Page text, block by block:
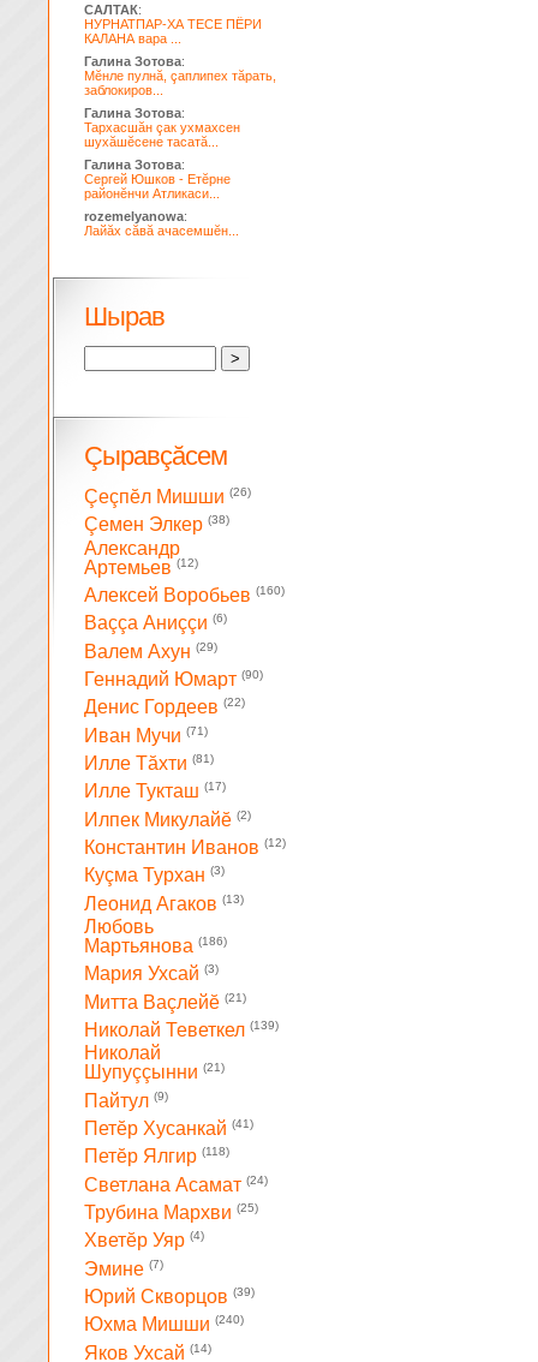
САЛТАК:
НУРНАТПАР-ХА ТЕСЕ ПЁРИ
КАЛАНА вара ...
Галина Зотова:
Мĕнле пулнă, çаплипех тăрать,
заблокиров...
Галина Зотова:
Тархасшăн çак ухмахсен
шухăшĕсене тасатă...
Галина Зотова:
Сергей Юшков - Етĕрне
районĕнчи Атликаси...
rozemelyanowa:
Лайăх сăвă ачасемшĕн...
Шырав
Çыравçăсем
Çеçпĕл Мишши (26)
Çемен Элкер (38)
Александр
Артемьев (12)
Алексей Воробьев (160)
Ваççа Аниççи (6)
Валем Ахун (29)
Геннадий Юмарт (90)
Денис Гордеев (22)
Иван Мучи (71)
Илле Тăхти (81)
Илле Тукташ (17)
Илпек Микулайĕ (2)
Константин Иванов (12)
Куçма Турхан (3)
Леонид Агаков (13)
Любовь
Мартьянова (186)
Мария Ухсай (3)
Митта Ваçлейĕ (21)
Николай Теветкел (139)
Николай
Шупуççынни (21)
Пайтул (9)
Петĕр Хусанкай (41)
Петĕр Ялгир (118)
Светлана Асамат (24)
Трубина Мархви (25)
Хветĕр Уяр (4)
Эмине (7)
Юрий Скворцов (39)
Юхма Мишши (240)
Яков Ухсай (14)